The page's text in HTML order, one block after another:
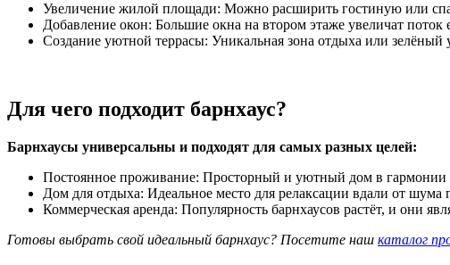
Увеличение жилой площади: Можно расширить гостиную или
Добавление окон: Большие окна на втором этаже увеличат поток
Создание уютной террасы: Уникальная зона отдыха или зелёный
Для чего подходит барнхаус?
Барнхаусы универсальны и подходят для самых разных целей:
Постоянное проживание: Просторный и уютный дом в гармонии
Дом для отдыха: Идеальное место для релаксации вдали от шума
Коммерческая аренда: Популярность барнхаусов растёт, и они
Готовы выбрать свой идеальный барнхаус? Посетите наш каталог